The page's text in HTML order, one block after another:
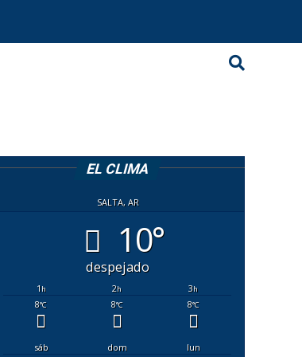
EL CLIMA
SALTA, AR
10°
despejado
1h 2h 3h
8°C 8°C 8°C
sáb dom
lun